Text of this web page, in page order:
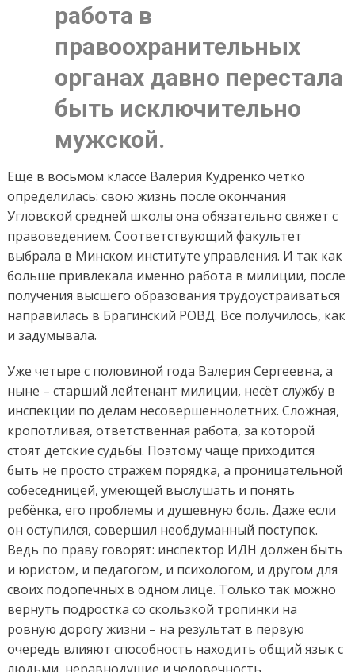
работа в
правоохранительных
органах давно перестала
быть исключительно
мужской.
Ещё в восьмом классе Валерия Кудренко чётко
определилась: свою жизнь после окончания
Угловской средней школы она обязательно свяжет с
правоведением. Соответствующий факультет
выбрала в Минском институте управления. И так как
больше привлекала именно работа в милиции, после
получения высшего образования трудоустраиваться
направилась в Брагинский РОВД. Всё получилось, как
и задумывала.
Уже четыре с половиной года Валерия Сергеевна, а
ныне – старший лейтенант милиции, несёт службу в
инспекции по делам несовершеннолетних. Сложная,
кропотливая, ответственная работа, за которой
стоят детские судьбы. Поэтому чаще приходится
быть не просто стражем порядка, а проницательной
собеседницей, умеющей выслушать и понять
ребёнка, его проблемы и душевную боль. Даже если
он оступился, совершил необдуманный поступок.
Ведь по праву говорят: инспектор ИДН должен быть
и юристом, и педагогом, и психологом, и другом для
своих подопечных в одном лице. Только так можно
вернуть подростка со скользкой тропинки на
ровную дорогу жизни – на результат в первую
очередь влияют способность находить общий язык с